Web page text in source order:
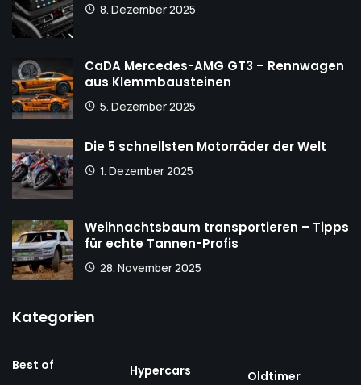
8. Dezember 2025
CaDA Mercedes-AMG GT3 – Rennwagen
aus Klemmbausteinen
5. Dezember 2025
Die 5 schnellsten Motorräder der Welt
1. Dezember 2025
Weihnachtsbaum transportieren – Tipps
für echte Tannen-Profis
28. November 2025
Kategorien
Best of Hypercars Oldtimer